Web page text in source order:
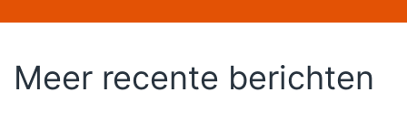
Meer recente berichten